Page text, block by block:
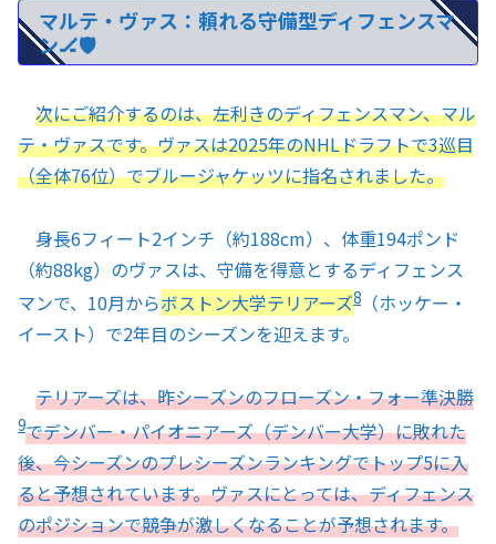
マルテ・ヴァス：頼れる守備型ディフェンスマ
ン🏒🛡️
次にご紹介するのは、左利きのディフェンスマン、マル
テ・ヴァスです。ヴァスは2025年のNHLドラフトで3巡目
（全体76位）でブルージャケッツに指名されました。
身長6フィート2インチ（約188cm）、体重194ポンド
（約88kg）のヴァスは、守備を得意とするディフェンス
マンで、10月からボストン大学テリアーズ8 （ホッケー・
イースト）で2年目のシーズンを迎えます。
テリアーズは、昨シーズンのフローズン・フォー準決勝
9でデンバー・パイオニアーズ（デンバー大学）に敗れた
後、今シーズンのプレシーズンランキングでトップ5に入
ると予想されています。ヴァスにとっては、ディフェンス
のポジションで競争が激しくなることが予想されます。